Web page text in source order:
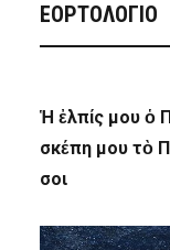
ΕΟΡΤΟΛΟΓΙΟ
Ἡ ἐλπίς μου ὁ
σκέπη μου τὸ
σοι